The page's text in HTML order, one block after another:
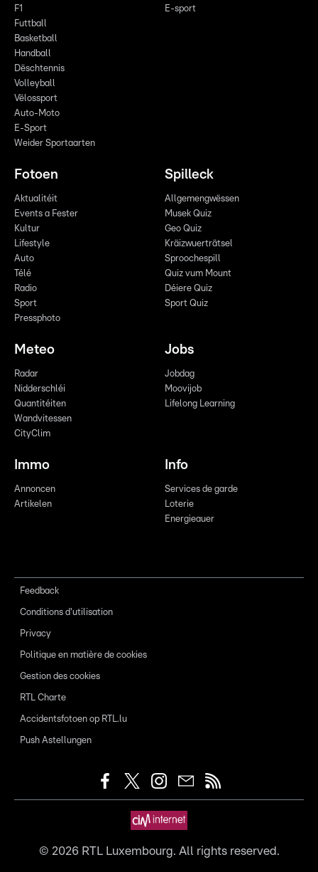
F1
Futtball
Basketball
Handball
Dëschtennis
Volleyball
Vëlossport
Auto-Moto
E-Sport
Weider Sportaarten
E-sport
Fotoen
Aktualitéit
Events a Fester
Kultur
Lifestyle
Auto
Télé
Radio
Sport
Pressphoto
Spilleck
Allgemengwëssen
Musek Quiz
Geo Quiz
Kräizwuerträtsel
Sproochespill
Quiz vum Mount
Déiere Quiz
Sport Quiz
Meteo
Radar
Nidderschléi
Quantitéiten
Wandvitessen
CityClim
Jobs
Jobdag
Moovijob
Lifelong Learning
Immo
Annoncen
Artikelen
Info
Services de garde
Loterie
Energieauer
Feedback
Conditions d'utilisation
Privacy
Politique en matière de cookies
Gestion des cookies
RTL Charte
Accidentsfotoen op RTL.lu
Push Astellungen
© 2026RTL Luxembourg. All rights reserved.